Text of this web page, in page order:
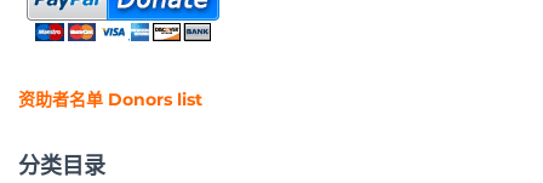
资助者名单 Donors list
分类目录